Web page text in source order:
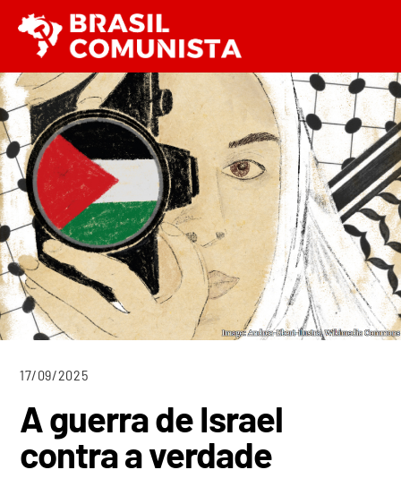
para
o
conteúdo
17/09/2025
A guerra de Israel
contra a verdade